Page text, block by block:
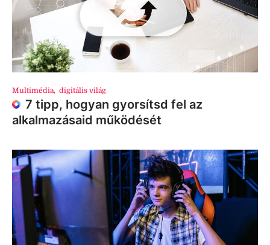
Multimédia, digitális világ
7 tipp, hogyan gyorsítsd fel az
alkalmazásaid működését